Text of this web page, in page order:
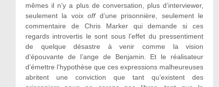
mêmes il n’y a plus de conversation, plus d’interviewer,
seulement la voixoffd’une prisonnière, seulement le
commentaire de Chris Marker qui demande si ces
regards introvertis le sont sous l’effet du pressentiment
de quelque désastre à venir comme la vision
d’épouvante de l’ange de Benjamin. Et le réalisateur
d’émettre l’hypothèse que ces expressions malheureuses
abritent une conviction que tant qu’existent des